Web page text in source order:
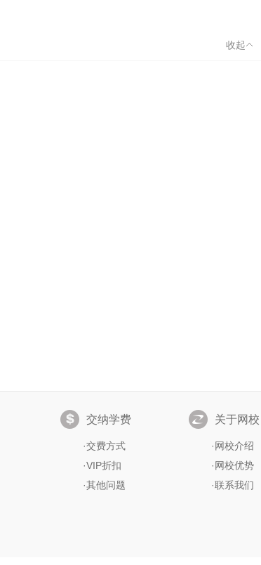
收起
交纳学费
·交费方式
·VIP折扣
·其他问题
关于网校
· 网校介绍
· 网校优势
·联系我们